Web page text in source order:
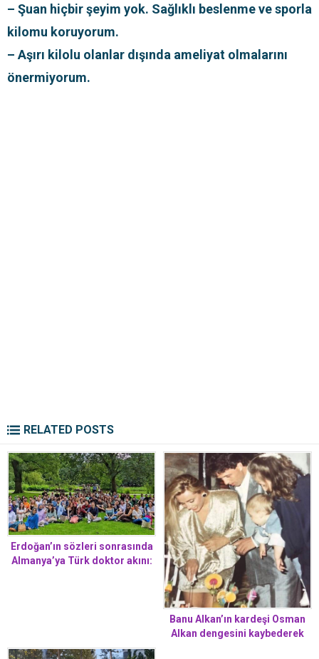
– Şuan hiçbir şeyim yok. Sağlıklı beslenme ve sporla
kilomu koruyorum.
– Aşırı kilolu olanlar dışında ameliyat olmalarını
önermiyorum.
RELATED POSTS
Erdoğan’ın sözleri sonrasında
Almanya’ya Türk doktor akını:
Banu Alkan’ın kardeşi Osman
Alkan dengesini kaybederek